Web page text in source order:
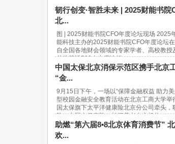
韧行创变·智胜未来 | 2025财能书院
北...
图 | 2025财能书院CFO年度论坛现场 2025
能科技主办的2025财能书院CFO年度论坛
自全国各地财会领域的专家学者、高校教授
总监等近500人出席论坛。...
中国太保北京消保示范区携手北京
“金...
9月15日下午，一场以“保障金融权益 助力
型校园金融安全教育活动在北京工商大学举
国太保旗下太平洋健康险北京分公司牵头，
险、中国太保寿险、长江养老在京机构...
助燃“第六届8•8北京体育消费节”
欢...